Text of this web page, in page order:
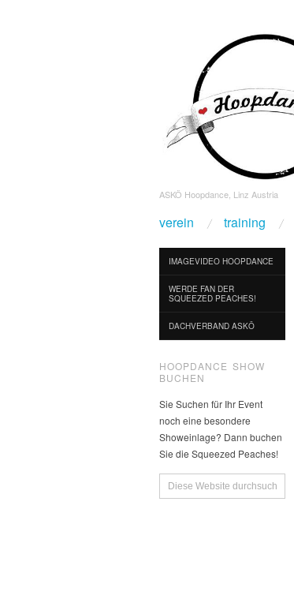
ASKÖ Hoopdance, Linz Austria
verein training
IMAGEVIDEO HOOPDANCE
WERDE FAN DER
SQUEEZED PEACHES!
DACHVERBAND ASKÖ
HOOPDANCE SHOW
BUCHEN
Sie Suchen für Ihr Event
noch eine besondere
Showeinlage? Dann buchen
Sie die Squeezed Peaches!